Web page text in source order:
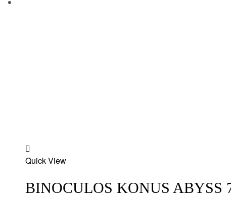
to
Quick View
BINOCULOS KONUS ABYSS